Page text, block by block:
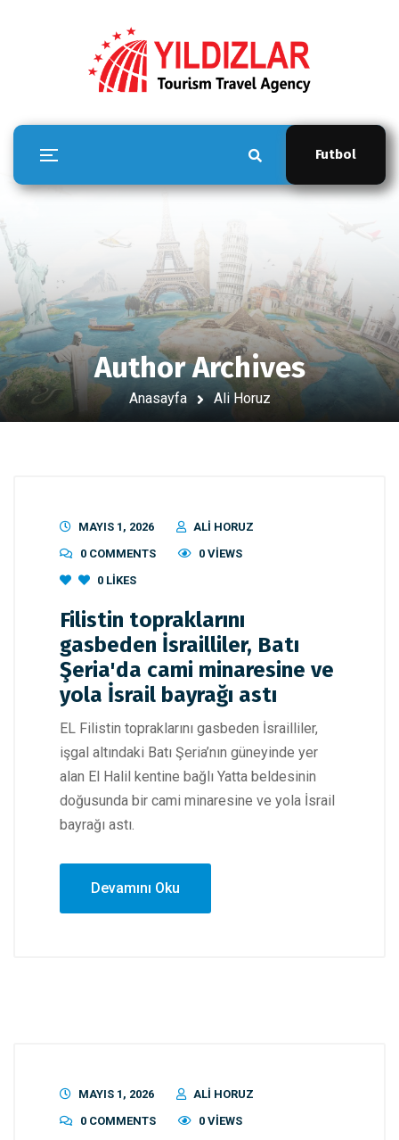
Futbol
Author Archives
Anasayfa Ali Horuz
MAYIS 1, 2026
ALI HORUZ
0 COMMENTS
0 VIEWS
0 LIKES
Filistin topraklarını
gasbeden İsrailliler, Batı
Şeria'da cami minaresine ve
yola İsrail bayrağı astı
EL Filistin topraklarını gasbeden İsrailliler,
işgal altındaki Batı Şeria’nın güneyinde yer
alan El Halil kentine bağlı Yatta beldesinin
doğusunda bir cami minaresine ve yola İsrail
bayrağı astı.
Devamını Oku
MAYIS 1, 2026
ALI HORUZ
0 COMMENTS
0 VIEWS